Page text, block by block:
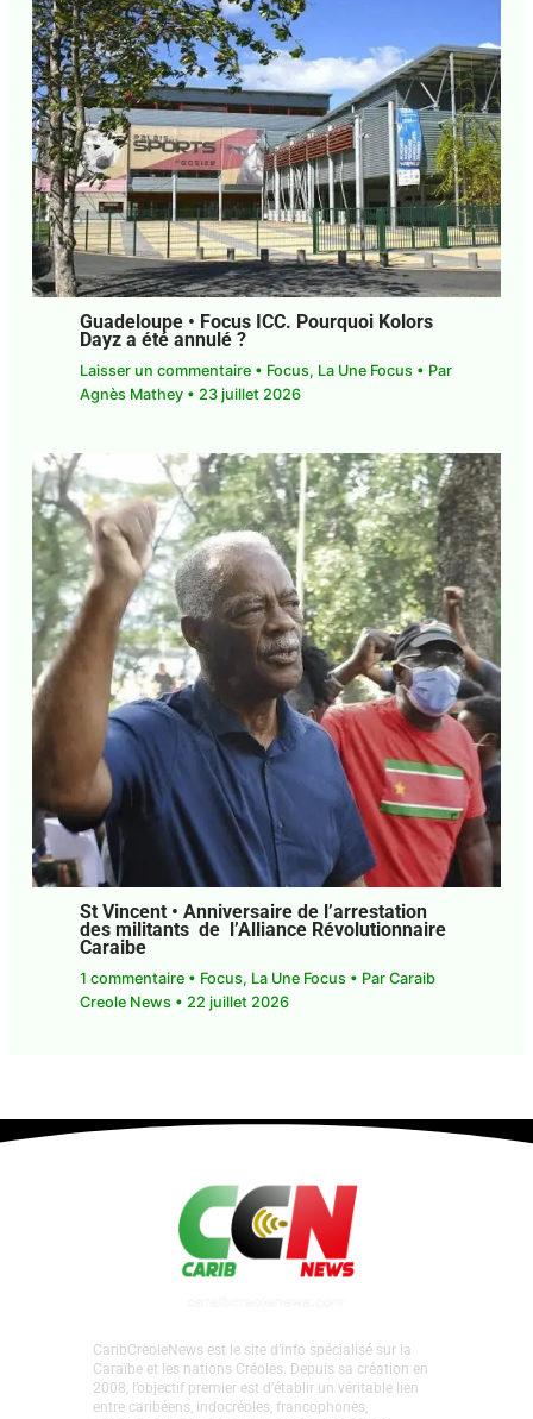
Guadeloupe. Santé mentale. Pourquoi
autant de personnes souffrent de
difficultés psychiques ?
4 commentaires •Focus,La Une Focus • Par
Agnès Mathey•29 juillet 2026
Guadeloupe • Focus ICC. Pourquoi Kolors
Dayz a été annulé ?
Laisser un commentaire •Focus,La Une Focus•
Par
Agnès Mathey •23 juillet 2026
St Vincent • Anniversaire de l’arrestation
•Focus ,La Une Focus • Par
• 22 juillet 2026